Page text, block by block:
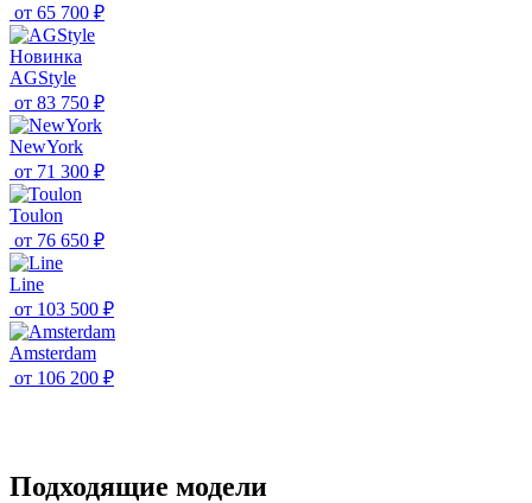
от 65 700 ₽
Новинка
AGStyle
от 83 750 ₽
NewYork
от 71 300 ₽
Toulon
от 76 650 ₽
Line
от 103 500 ₽
Amsterdam
от 106 200 ₽
Подходящие модели